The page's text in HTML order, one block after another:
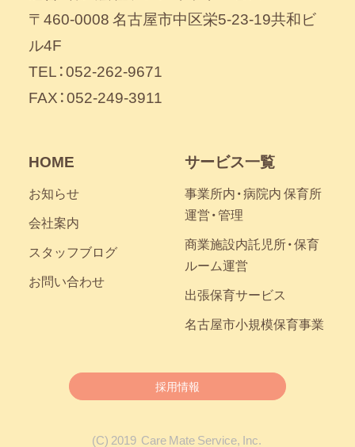
〒460-0008 名古屋市中区栄5-23-19共和ビ
ル4F
TEL：052-262-9671
FAX：052-249-3911
HOME
お知らせ
会社案内
スタッフブログ
お問い合わせ
サービス一覧
事業所内・病院内 保育所
運営・管理
商業施設内託児所・保育
ルーム運営
出張保育サービス
名古屋市小規模保育事業
採用情報
(C) 2019 Care Mate Service, Inc.